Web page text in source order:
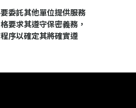
委託其他單位提供服務
要求其遵守保密義務，
序以確定其將確實遵